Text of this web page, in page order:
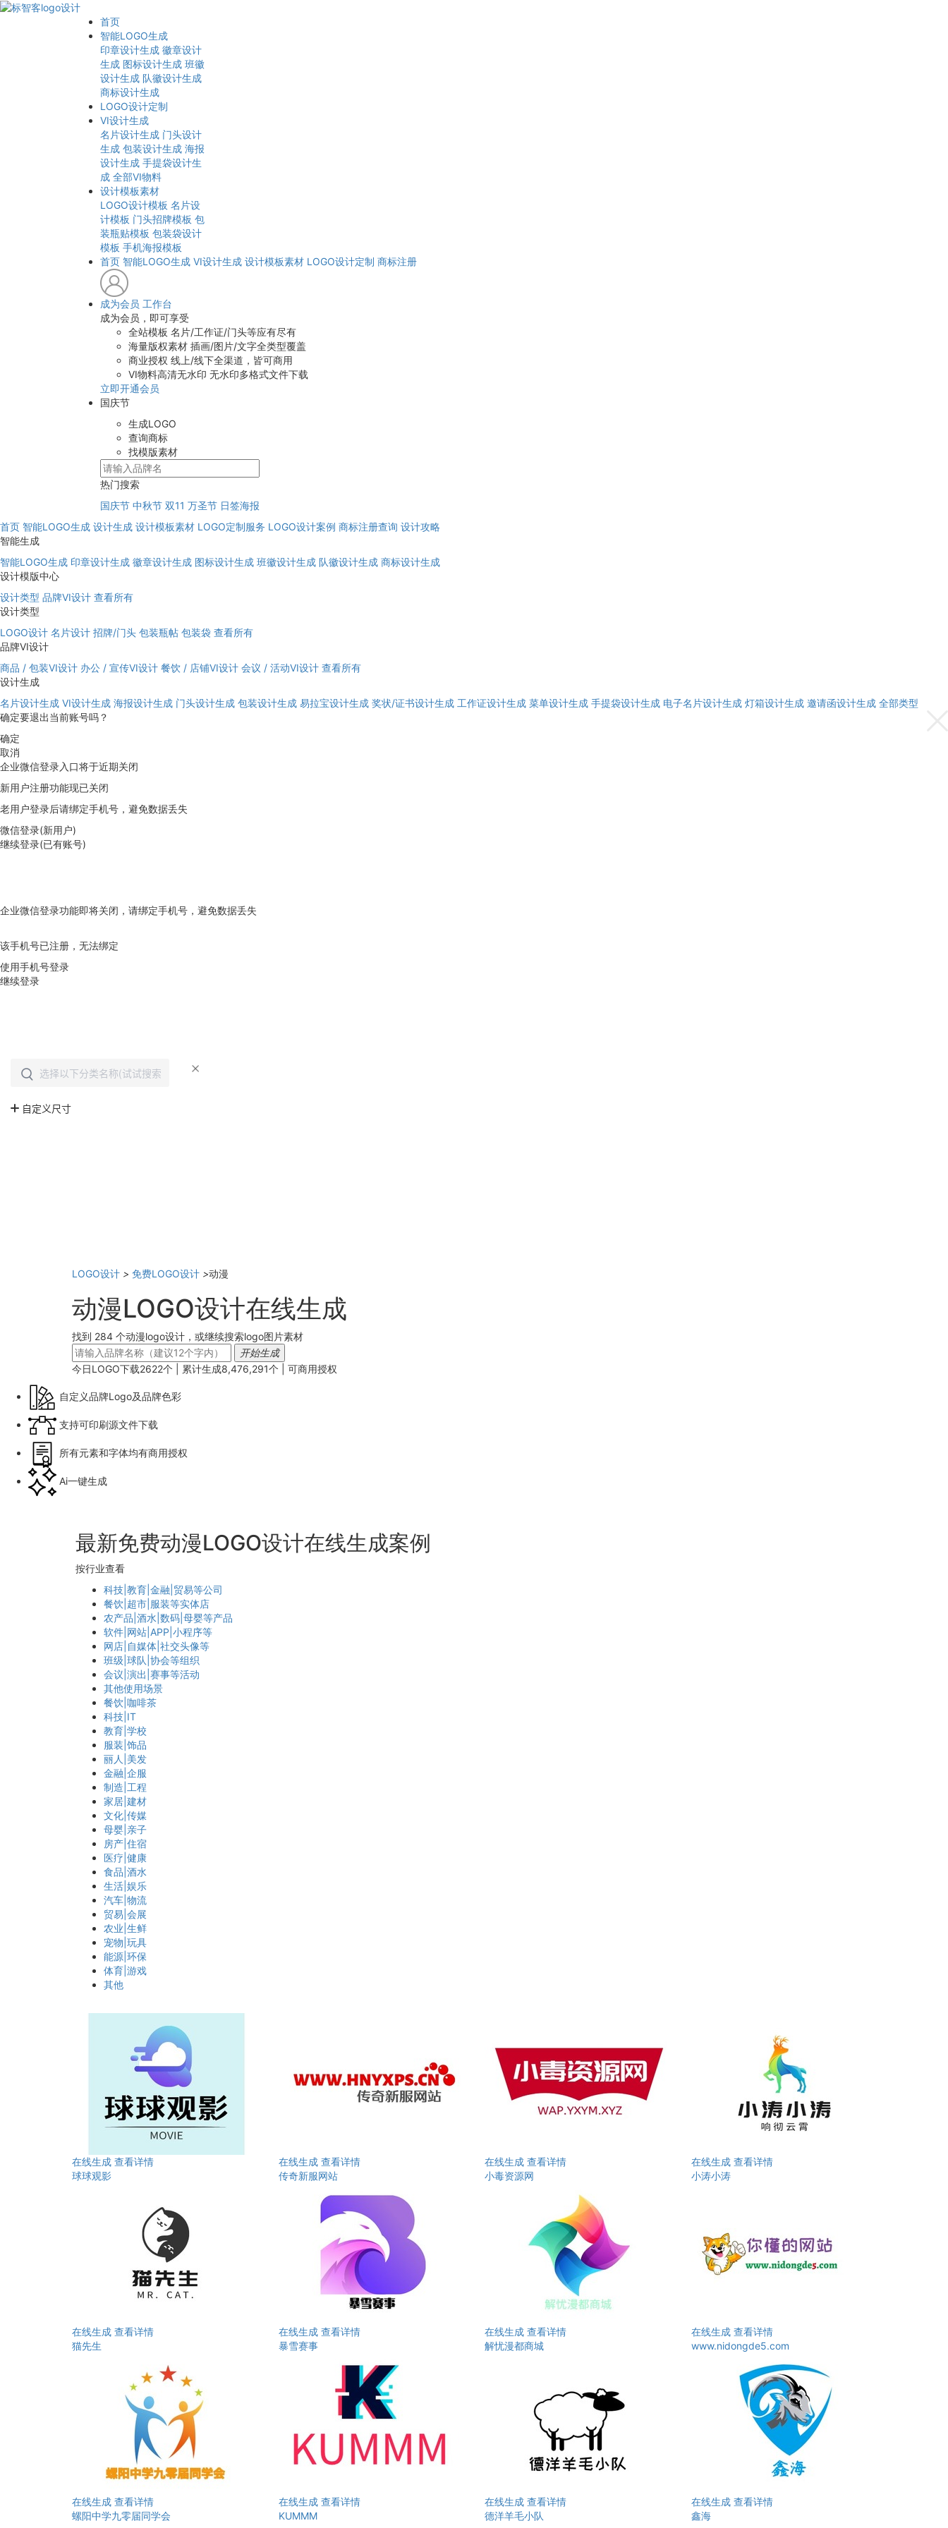
首页
智能LOGO生成
印章设计生成 徽章设计
生成 图标设计生成 班徽
设计生成 队徽设计生成
商标设计生成
LOGO设计定制
VI设计生成
名片设计生成 门头设计
生成 包装设计生成 海报
设计生成 手提袋设计生
成 全部VI物料
设计模板素材
LOGO设计模板 名片设
计模板 门头招牌模板 包
装瓶贴模板 包装袋设计
模板 手机海报模板
首页 智能LOGO生成 VI设计生成 设计模板素材 LOGO设计定制 商标注册
成为会员 工作台
成为会员，即可享受
全站模板 名片/工作证/门头等应有尽有
海量版权素材 插画/图片/文字全类型覆盖
商业授权 线上/线下全渠道，皆可商用
VI物料高清无水印 无水印多格式文件下载
立即开通会员
国庆节
生成LOGO
查询商标
找模版素材
热门搜索
国庆节 中秋节 双11 万圣节 日签海报
首页 智能LOGO生成 设计生成 设计模板素材 LOGO定制服务 LOGO设计案例 商标注册查询 设计攻略
智能生成
智能LOGO生成 印章设计生成 徽章设计生成 图标设计生成 班徽设计生成 队徽设计生成 商标设计生成
设计模版中心
设计类型 品牌VI设计 查看所有
设计类型
LOGO设计 名片设计 招牌/门头 包装瓶帖 包装袋 查看所有
品牌VI设计
商品 / 包装VI设计 办公 / 宣传VI设计 餐饮 / 店铺VI设计 会议 / 活动VI设计 查看所有
设计生成
名片设计生成 VI设计生成 海报设计生成 门头设计生成 包装设计生成 易拉宝设计生成 奖状/证书设计生成 工作证设计生成 菜单设计生成 手提袋设计生成 电子名片设计生成 灯箱设计生成 邀请函设计生成 全部类型
确定要退出当前账号吗？
确定
取消
企业微信登录入口将于近期关闭
新用户注册功能现已关闭
老用户登录后请绑定手机号，避免数据丢失
微信登录(新用户)
继续登录(已有账号)
企业微信登录功能即将关闭，请绑定手机号，避免数据丢失
该手机号已注册，无法绑定
使用手机号登录
继续登录
LOGO设计 > 免费LOGO设计 >动漫
动漫LOGO设计在线生成
找到 284 个动漫logo设计，或继续搜索logo图片素材
开始生成
今日LOGO下载2622个 | 累计生成8,476,291个 | 可商用授权
自定义品牌Logo及品牌色彩
支持可印刷源文件下载
所有元素和字体均有商用授权
Ai一键生成
最新免费动漫LOGO设计在线生成案例
按行业查看
科技|教育|金融|贸易等公司
餐饮|超市|服装等实体店
农产品|酒水|数码|母婴等产品
软件|网站|APP|小程序等
网店|自媒体|社交头像等
班级|球队|协会等组织
会议|演出|赛事等活动
其他使用场景
餐饮|咖啡茶
科技|IT
教育|学校
服装|饰品
丽人|美发
金融|企服
制造|工程
家居|建材
文化|传媒
母婴|亲子
房产|住宿
医疗|健康
食品|酒水
生活|娱乐
汽车|物流
贸易|会展
农业|生鲜
宠物|玩具
能源|环保
体育|游戏
其他
在线生成 查看详情
球球观影
在线生成 查看详情
传奇新服网站
在线生成 查看详情
小毒资源网
在线生成 查看详情
小涛小涛
在线生成 查看详情
猫先生
在线生成 查看详情
暴雪赛事
在线生成 查看详情
解忧漫都商城
在线生成 查看详情
www.nidongde5.com
在线生成 查看详情
螺阳中学九零届同学会
在线生成 查看详情
KUMMM
在线生成 查看详情
德洋羊毛小队
在线生成 查看详情
鑫海